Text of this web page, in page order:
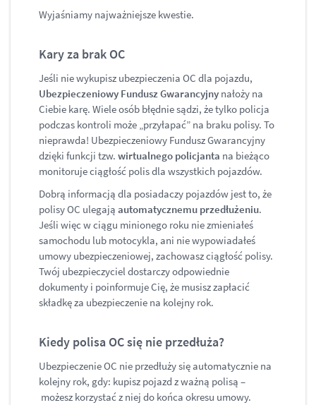
Wyjaśniamy najważniejsze kwestie.
Kary za brak OC
Jeśli nie wykupisz ubezpieczenia OC dla pojazdu,
Ubezpieczeniowy Fundusz Gwarancyjny nałoży na
Ciebie karę. Wiele osób błędnie sądzi, że tylko policja
podczas kontroli może „przyłapać” na braku polisy. To
nieprawda! Ubezpieczeniowy Fundusz Gwarancyjny
dzięki funkcji tzw. wirtualnego policjanta na bieżąco
monitoruje ciągłość polis dla wszystkich pojazdów.
Dobrą informacją dla posiadaczy pojazdów jest to, że
polisy OC ulegają automatycznemu przedłużeniu.
Jeśli więc w ciągu minionego roku nie zmieniałeś
samochodu lub motocykla, ani nie wypowiadałeś
umowy ubezpieczeniowej, zachowasz ciągłość polisy.
Twój ubezpieczyciel dostarczy odpowiednie
dokumenty i poinformuje Cię, że musisz zapłacić
składkę za ubezpieczenie na kolejny rok.
Kiedy polisa OC się nie przedłuża?
Ubezpieczenie OC nie przedłuży się automatycznie na
kolejny rok, gdy: kupisz pojazd z ważną polisą –
możesz korzystać z niej do końca okresu umowy.